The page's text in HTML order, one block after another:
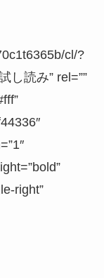
cl/?
し読み” rel=””
right”